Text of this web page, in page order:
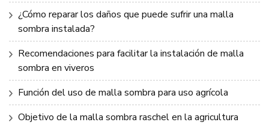
¿Cómo reparar los daños que puede sufrir una malla
sombra instalada?
Recomendaciones para facilitar la instalación de malla
sombra en viveros
Función del uso de malla sombra para uso agrícola
Objetivo de la malla sombra raschel en la agricultura